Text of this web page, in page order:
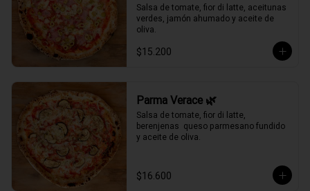
Salsa de tomate, fior di latte, aceitunas
verdes, jamón ahumado y aceite de
oliva.
$15.200
Parma Verace 🌿
Salsa de tomate, fior di latte,
berenjenas  queso parmesano fundido
y aceite de oliva.
$16.600